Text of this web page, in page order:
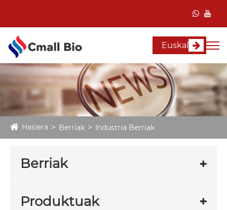
Euskal
Hasiera Berriak Industria Berriak
Berriak
Produktuak